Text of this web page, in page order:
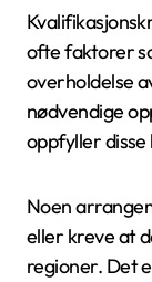
ofte faktorer
overholdelse
nødvendige
oppfyller
Noen
eller kreve at
regioner. Det